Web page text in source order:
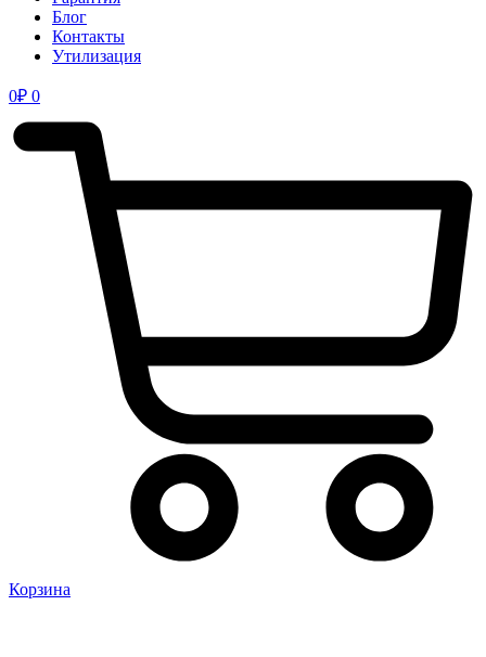
Блог
Контакты
Утилизация
0₽ 0
Корзина